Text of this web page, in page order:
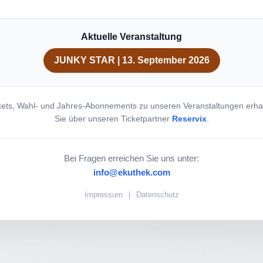
Aktuelle Veranstaltung
JUNKY STAR | 13. September 2026
Wahl- und Jahres-Abonnements zu unseren Veranstaltungen
Sie über unseren Ticketpartner Reservix.
Bei Fragen erreichen Sie uns unter:
info@ekuthek.com
Impressum | Datenschutz